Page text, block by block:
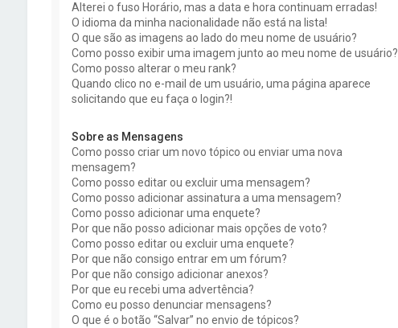
Alterei o fuso Horário, mas a data e hora continuam erradas!
O idioma da minha nacionalidade não está na lista!
O que são as imagens ao lado do meu nome de usuário?
Como posso exibir uma imagem junto ao meu nome de usuário?
Como posso alterar o meu rank?
Quando clico no e-mail de um usuário, uma página aparece
solicitando que eu faça o login?!
Sobre as Mensagens
Como posso criar um novo tópico ou enviar uma nova
mensagem?
Como posso editar ou excluir uma mensagem?
Como posso adicionar assinatura a uma mensagem?
Como posso adicionar uma enquete?
Por que não posso adicionar mais opções de voto?
Como posso editar ou excluir uma enquete?
Por que não consigo entrar em um fórum?
Por que não consigo adicionar anexos?
Por que eu recebi uma advertência?
Como eu posso denunciar mensagens?
O que é o botão “Salvar” no envio de tópicos?